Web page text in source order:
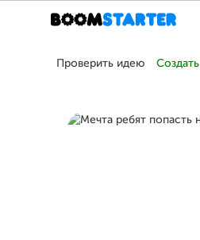
Проверить идею Создать